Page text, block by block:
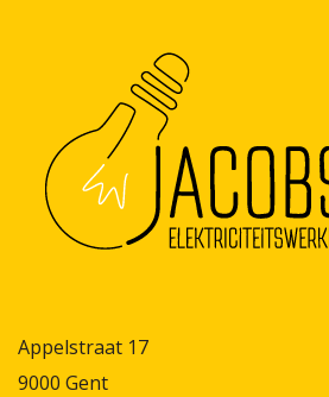
Appelstraat 17
9000 Gent